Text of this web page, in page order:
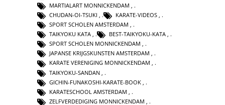
MARTIALART MONNICKENDAM ,
CHUDAN-OI-TSUKI , KARATE-VIDEOS ,
SPORT SCHOLEN AMSTERDAM ,
TAIKYOKU KATA , BEST-TAIKYOKU-KATA ,
SPORT SCHOLEN MONNICKENDAM ,
JAPANSE KRIJGSKUNSTEN AMSTERDAM ,
KARATE VERENIGING MONNICKENDAM ,
TAIKYOKU-SANDAN
GICHIN-FUNAKOSHI-KARATE-BOOK
KARATESCHOOL AMSTERDAM
ZELFVERDEDIGING MONNICKENDAM